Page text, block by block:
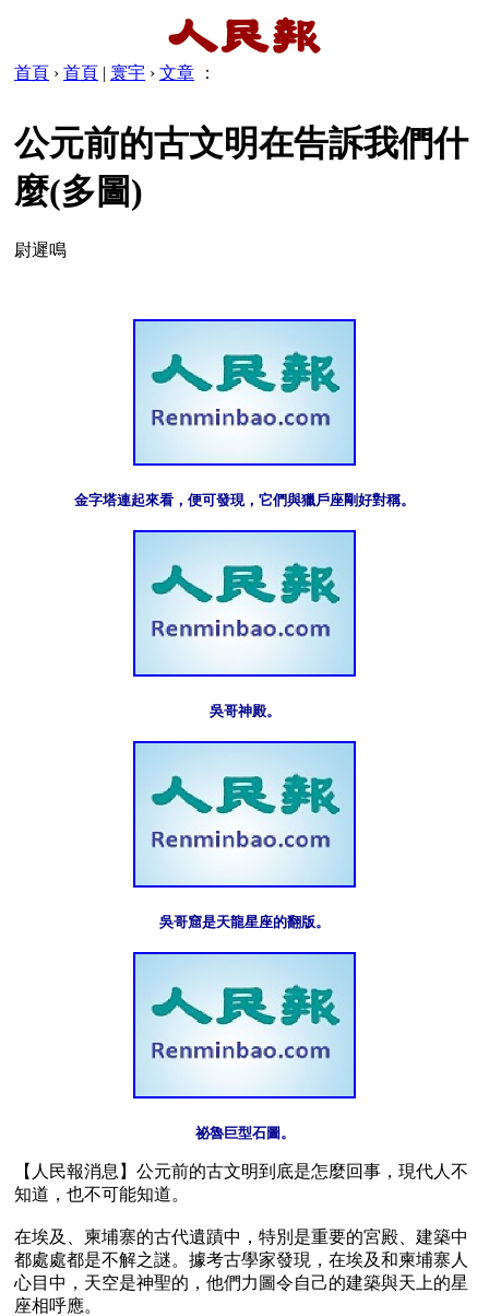
首頁 › 首頁 | 寰宇 › 文章 ：
公元前的古文明在告訴我們什
麼(多圖)
尉遲鳴
【人民報消息】公元前的古文明到底是怎麼回事，現代人不
知道，也不可能知道。
在埃及、柬埔寨的古代遺蹟中，特別是重要的宮殿、建築中
都處處都是不解之謎。據考古學家發現，在埃及和柬埔寨人
心目中，天空是神聖的，他們力圖令自己的建築與天上的星
座相呼應。